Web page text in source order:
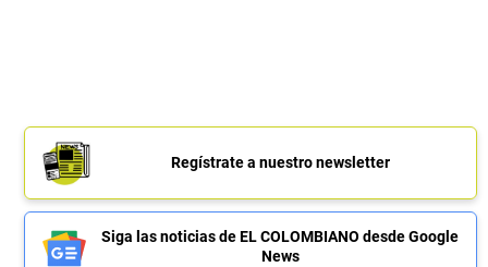
Regístrate a nuestro newsletter
Siga las noticias de EL COLOMBIANO desde Google
News